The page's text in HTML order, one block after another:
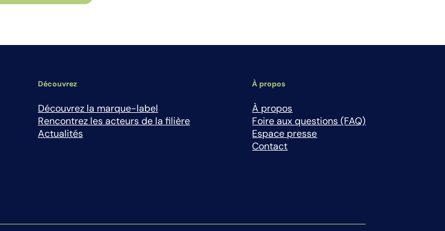
Découvrez
Découvrez la marque-label
Rencontrez les acteurs de la filière
Actualités
À propos
À propos
Foire aux questions (FAQ)
Espace presse
Contact